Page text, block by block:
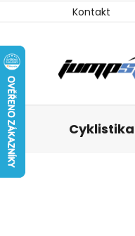
Kontakt
Cyklistika